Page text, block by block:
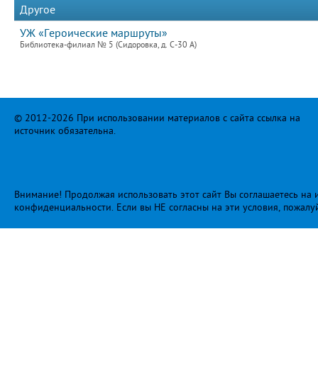
Другое
УЖ «Героические маршруты»
Библиотека-филиал № 5 (Сидоровка, д. С-30 А)
© 2012-2026 При использовании материалов с сайта ссылка на
источник обязательна.
Внимание! Продолжая использовать этот сайт Вы соглашаетесь
конфиденциальности. Если вы НЕ согласны на эти условия,